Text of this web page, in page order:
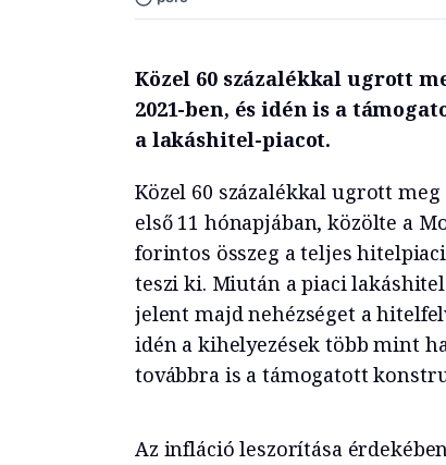
Közel 60 százalékkal ugrott
2021-ben, és idén is a
a lakáshitel-piacot.
Közel 60 százalékkal ugrott
első 11 hónapjában, közölte a
forintos összeg a teljes
teszi ki. Miután a piaci
jelent majd nehézséget a
idén a kihelyezések több mint
továbbra is a támogatott
Az infláció leszorítása